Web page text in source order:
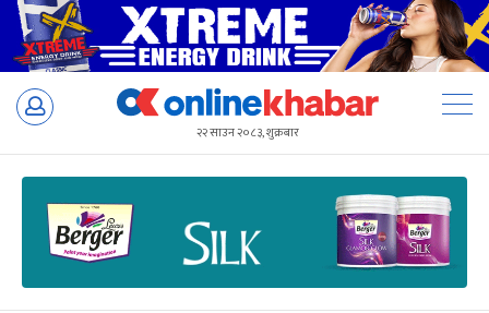
Skip
२२ साउन २०८३, शुक्रबार